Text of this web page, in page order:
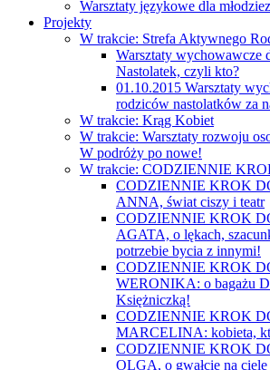
Warsztaty językowe dla
Projekty
W trakcie: Strefa Aktywnego
Warsztaty wychowawcze
Nastolatek, czyli kto?
01.10.2015 Warsztaty
rodziców nastolatków za
W trakcie: Krąg Kobiet
W trakcie: Warsztaty rozwoju
W podróży po nowe!
W trakcie: CODZIENNIE
CODZIENNIE KROK
ANNA, świat ciszy i teatr
CODZIENNIE KROK
AGATA, o lękach,
potrzebie bycia z innymi!
CODZIENNIE KROK
WERONIKA: o bagażu
Księżniczką!
CODZIENNIE KROK
MARCELINA: kobieta,
CODZIENNIE KROK
OLGA, o gwałcie na